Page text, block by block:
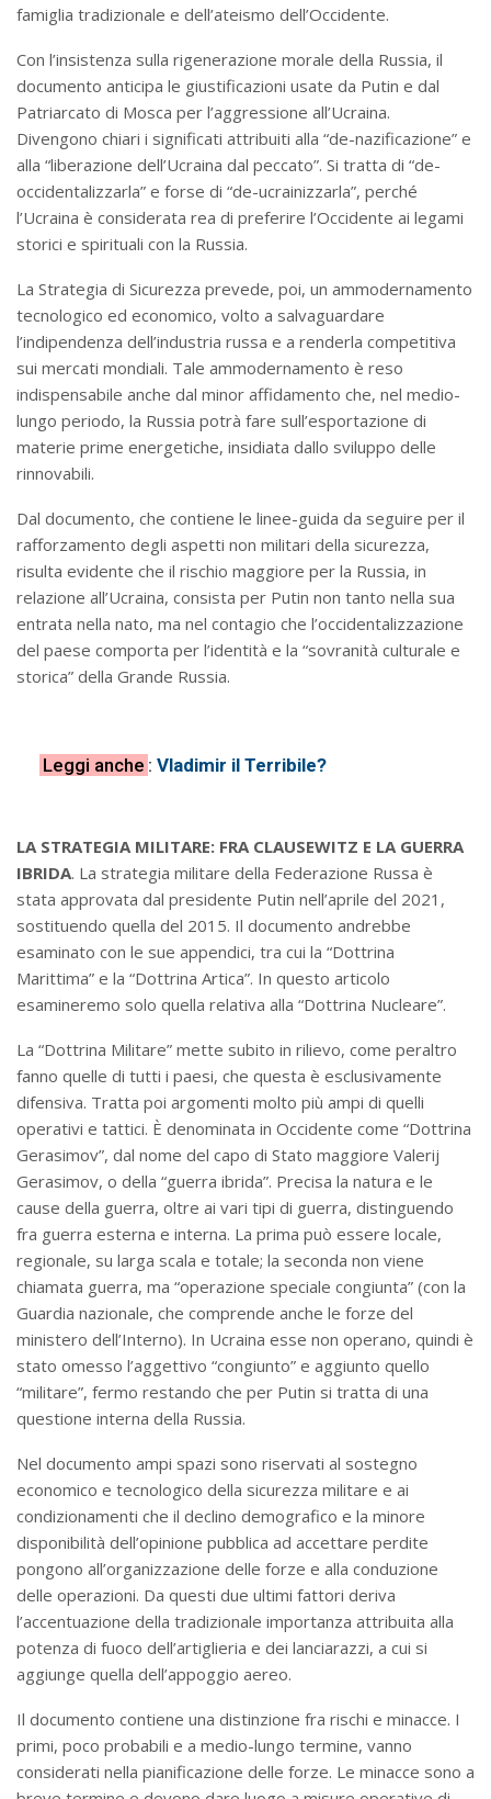
famiglia tradizionale e dell’ateismo dell’Occidente.
Con l’insistenza sulla rigenerazione morale della Russia, il
documento anticipa le giustificazioni usate da Putin e dal
Patriarcato di Mosca per l’aggressione all’Ucraina.
Divengono chiari i significati attribuiti alla “de-nazificazione” e
alla “liberazione dell’Ucraina dal peccato”. Si tratta di “de-
occidentalizzarla” e forse di “de-ucrainizzarla”, perché
l’Ucraina è considerata rea di preferire l’Occidente ai legami
storici e spirituali con la Russia.
La Strategia di Sicurezza prevede, poi, un ammodernamento
tecnologico ed economico, volto a salvaguardare
l’indipendenza dell’industria russa e a renderla competitiva
sui mercati mondiali. Tale ammodernamento è reso
indispensabile anche dal minor affidamento che, nel medio-
lungo periodo, la Russia potrà fare sull’esportazione di
materie prime energetiche, insidiata dallo sviluppo delle
rinnovabili.
Dal documento, che contiene le linee-guida da seguire per il
rafforzamento degli aspetti non militari della sicurezza,
risulta evidente che il rischio maggiore per la Russia, in
relazione all’Ucraina, consista per Putin non tanto nella sua
entrata nella nato, ma nel contagio che l’occidentalizzazione
del paese comporta per l’identità e la “sovranità culturale e
storica” della Grande Russia.
Leggi anche : Vladimir il Terribile?
LA STRATEGIA MILITARE: FRA CLAUSEWITZ E LA GUERRA
IBRIDA. La strategia militare della Federazione Russa è
stata approvata dal presidente Putin nell’aprile del 2021,
sostituendo quella del 2015. Il documento andrebbe
esaminato con le sue appendici, tra cui la “Dottrina
Marittima” e la “Dottrina Artica”. In questo articolo
esamineremo solo quella relativa alla “Dottrina Nucleare”.
La “Dottrina Militare” mette subito in rilievo, come peraltro
fanno quelle di tutti i paesi, che questa è esclusivamente
difensiva. Tratta poi argomenti molto più ampi di quelli
operativi e tattici. È denominata in Occidente come “Dottrina
Gerasimov”, dal nome del capo di Stato maggiore Valerij
Gerasimov, o della “guerra ibrida”. Precisa la natura e le
cause della guerra, oltre ai vari tipi di guerra, distinguendo
fra guerra esterna e interna. La prima può essere locale,
regionale, su larga scala e totale; la seconda non viene
chiamata guerra, ma “operazione speciale congiunta” (con la
Guardia nazionale, che comprende anche le forze del
ministero dell’Interno). In Ucraina esse non operano, quindi è
stato omesso l’aggettivo “congiunto” e aggiunto quello
“militare”, fermo restando che per Putin si tratta di una
questione interna della Russia.
Nel documento ampi spazi sono riservati al sostegno
economico e tecnologico della sicurezza militare e ai
condizionamenti che il declino demografico e la minore
disponibilità dell’opinione pubblica ad accettare perdite
pongono all’organizzazione delle forze e alla conduzione
delle operazioni. Da questi due ultimi fattori deriva
l’accentuazione della tradizionale importanza attribuita alla
potenza di fuoco dell’artiglieria e dei lanciarazzi, a cui si
aggiunge quella dell’appoggio aereo.
Il documento contiene una distinzione fra rischi e minacce. I
primi, poco probabili e a medio-lungo termine, vanno
considerati nella pianificazione delle forze. Le minacce sono a